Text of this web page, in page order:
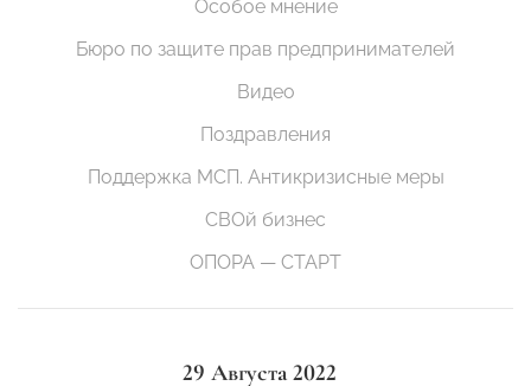
Особое мнение
Бюро по защите прав предпринимателей
Видео
Поздравления
Поддержка МСП. Антикризисные меры
СВОй бизнес
ОПОРА — СТАРТ
29 Августа 2022